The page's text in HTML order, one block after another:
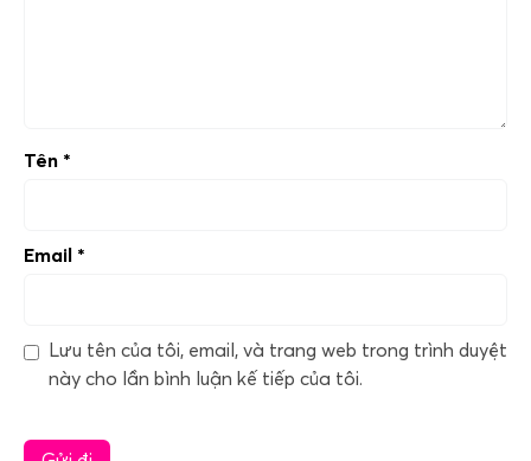
Tên *
Email *
Lưu tên của tôi, email, và trang web trong trình duyệt
này cho lần bình luận kế tiếp của tôi.